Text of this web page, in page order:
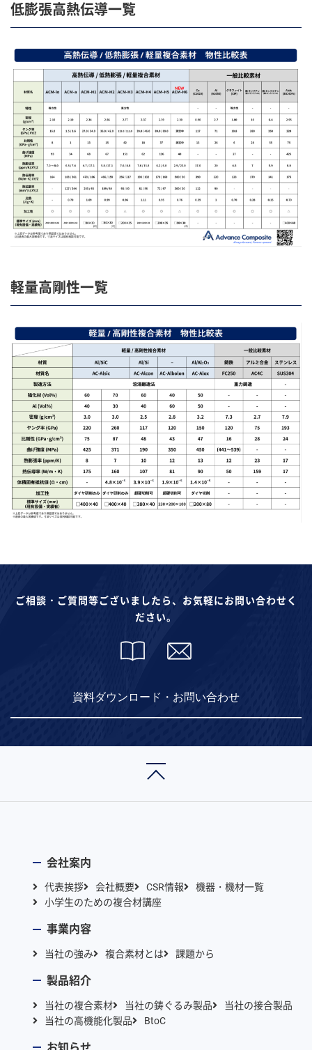
低膨張高熱伝導一覧
軽量高剛性一覧
ご相談・ご質問等ございましたら、お気軽にお問い合わせく
ださい。
資料ダウンロード・お問い合わせ
会社案内
代表挨拶 会社概要 CSR情報
機器・機材一覧
小学生のための複合材講座
事業内容
当社の強み 複合素材とは 課題から
製品紹介
当社の複合素材 当社の鋳ぐるみ製品
当社の接合製品
当社の高機能化製品
BtoC
お知らせ